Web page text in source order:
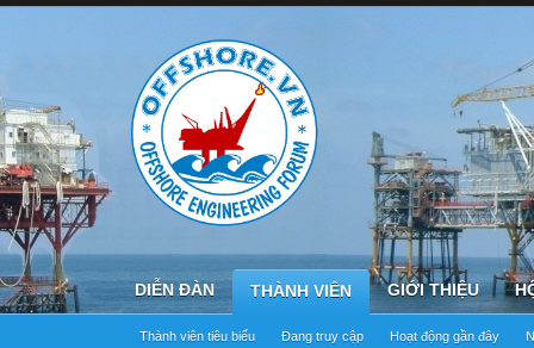
DIỄN ĐÀN THÀNH VIÊN
Thành viên tiêu biểu Đang truy cập Hoạt động gần đây
GIỚI THIỆU